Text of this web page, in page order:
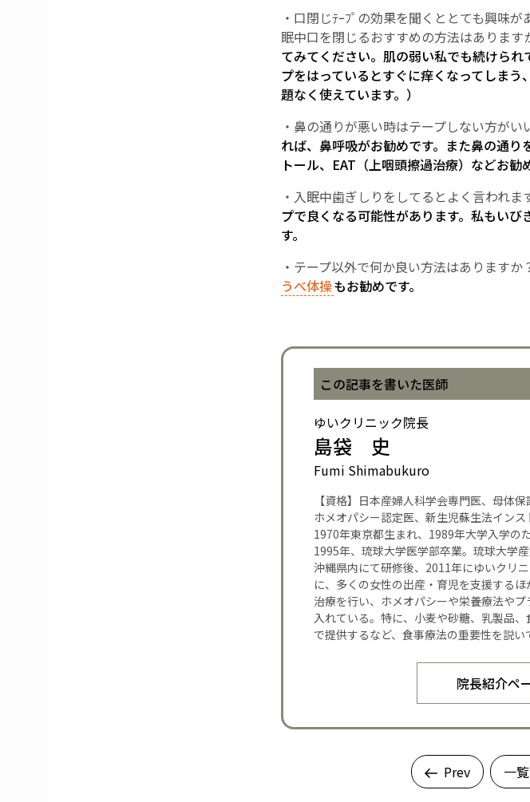
・口閉じﾃｰﾌﾟの効果を聞くととても興味
眠中口を閉じるおすすめの方法はあります
てみてください。肌の弱い私でも続けら
プをはっているとすぐに痒くなってしま
題なく使えています。）
・鼻の通りが悪い時はテープしない方がい
れば、鼻呼吸がお勧めです。また鼻の通
トール、EAT（上咽頭擦過治療）などお勧
・入眠中歯ぎしりをしてるとよく言われま
プで良くなる可能性があります。私もい
す。
・テープ以外で何か良い方法はありますか
うべ体操もお勧めです。
この記事を書いた医師
ゆいクリニック院長
島袋 史
Fumi Shimabukuro
【資格】日本産婦人科学会専門医、母体保
ホメオパシー認定医、新生児蘇生法インス
1970年東京都生まれ、1989年大学入学の
1995年、琉球大学医学部卒業。琉球大学産
沖縄県内にて研修後、2011年にゆいクリ
に、多くの女性の出産・育児を支援する
治療を行い、ホメオパシーや栄養療法や
入れている。特に、小麦や砂糖、乳製品
で提供するなど、食事療法の重要性を説い
院長紹介ペ
Prev 一